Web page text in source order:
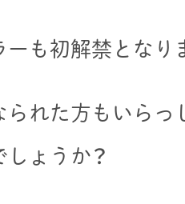
も初解禁となり
られた方もいらっ
ょうか？